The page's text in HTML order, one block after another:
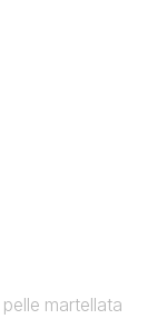
martellata